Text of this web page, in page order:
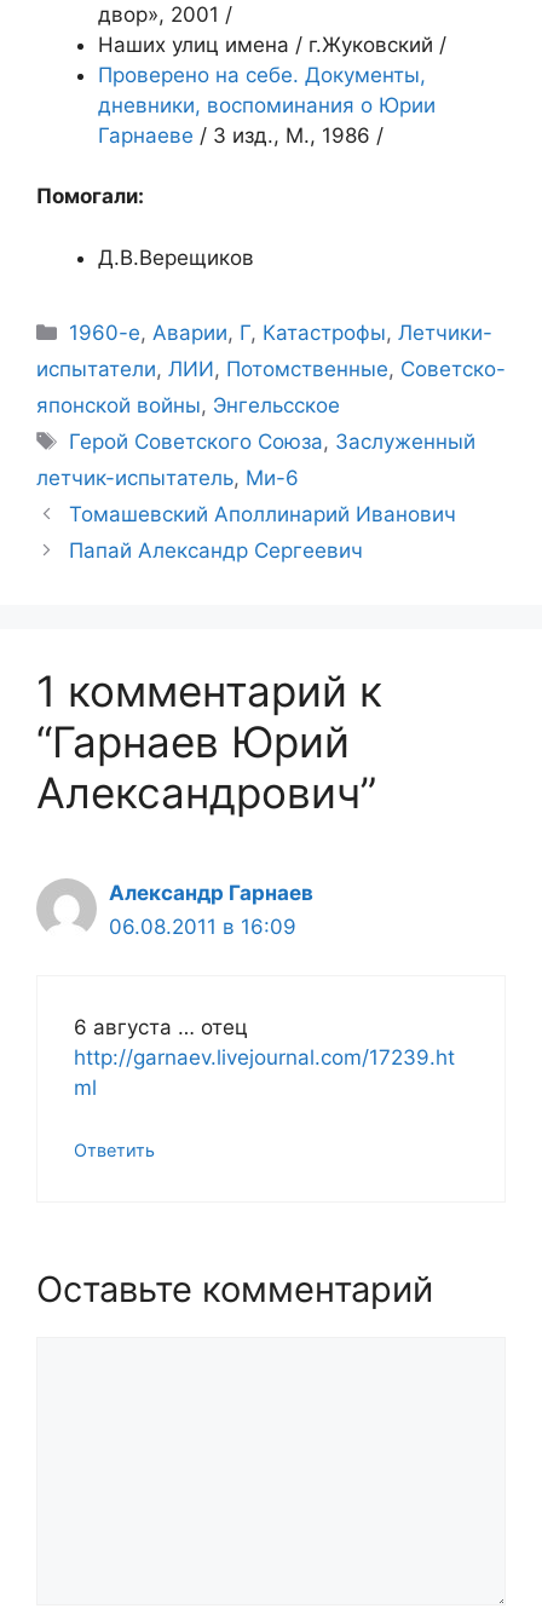
двор», 2001 /
Наших улиц имена / г.Жуковский /
Проверено на себе. Документы,
дневники, воспоминания о Юрии
Гарнаеве / 3 изд., М., 1986 /
Помогали:
Д.В.Верещиков
Рубрики
1960-е, Аварии, Г, Катастрофы,Летчики-
испытатели, ЛИИ, Потомственные, Советско-
японской войны, Энгельсское
Метки
Герой Советского Союза, Заслуженный
летчик-испытатель, Ми-6
Томашевский Аполлинарий Иванович
Папай Александр Сергеевич
1 комментарий к
“Гарнаев Юрий
Александрович”
Александр Гарнаев
06.08.2011 в 16:09
6 августа … отец
http://garnaev.livejournal.com/17239.ht
ml
Ответить
Оставьте комментарий